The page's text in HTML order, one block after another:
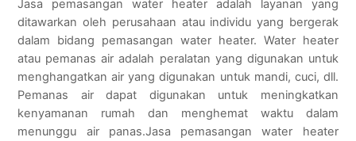
Jasa pemasangan water heater adalah layanan yang
ditawarkan oleh perusahaan atau individu yang bergerak
dalam bidang pemasangan water heater. Water heater
atau pemanas air adalah peralatan yang digunakan untuk
menghangatkan air yang digunakan untuk mandi, cuci, dll.
Pemanas air dapat digunakan untuk meningkatkan
kenyamanan rumah dan menghemat waktu dalam
menunggu air panas.Jasa pemasangan water heater